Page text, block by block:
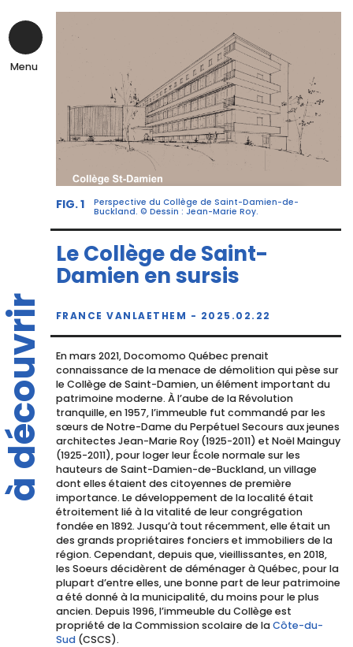
content
Menu
FIG. 1
Perspective du Collège de Saint-Damien-de-
Buckland. © Dessin : Jean-Marie Roy.
Le Collège de Saint-
Damien en sursis
FRANCE VANLAETHEM - 2025.02.22
En mars 2021, Docomomo Québec prenait
connaissance de la menace de démolition qui pèse sur
le Collège de Saint-Damien, un élément important du
patrimoine moderne. À l’aube de la Révolution
tranquille, en 1957, l’immeuble fut commandé par les
sœurs de Notre-Dame du Perpétuel Secours aux jeunes
architectes Jean-Marie Roy (1925-2011) et Noël Mainguy
(1925-2011), pour loger leur École normale sur les
hauteurs de Saint-Damien-de-Buckland, un village
dont elles étaient des citoyennes de première
importance. Le développement de la localité était
étroitement lié à la vitalité de leur congrégation
fondée en 1892. Jusqu’à tout récemment, elle était un
des grands propriétaires fonciers et immobiliers de la
région. Cependant, depuis que, vieillissantes, en 2018,
les Soeurs décidèrent de déménager à Québec, pour la
plupart d’entre elles, une bonne part de leur patrimoine
a été donné à la municipalité, du moins pour le plus
ancien. Depuis 1996, l’immeuble du Collège est
propriété de la Commission scolaire de laCôte-du-
Sud(CSCS).